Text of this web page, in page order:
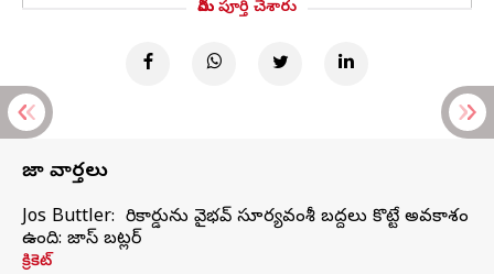
మీరు పూర్తి చేశారు
తాజా వార్తలు
Jos Buttler: నా రికార్డును వైభవ్ సూర్యవంశీ బద్దలు కొట్టే అవకాశం
ఉంది: జాస్ బట్లర్
క్రికెట్